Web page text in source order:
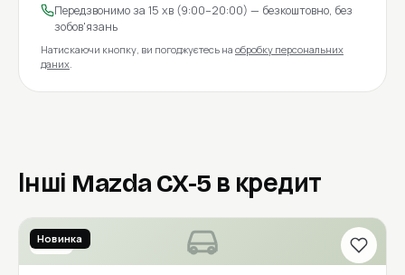
Передзвонимо за 15 хв (9:00–20:00) — безкоштовно, без
зобов'язань
Натискаючи кнопку, ви погоджуєтесь на обробку персональних
даних.
Інші Mazda CX-5 в кредит
2016
Новинка